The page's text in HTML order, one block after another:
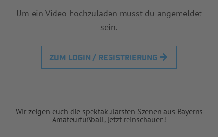
Um ein Video hochzuladen musst du angemeldet
sein.
ZUM LOGIN / REGISTRIERUNG
Wir zeigen euch die spektakulärsten Szenen aus Bayerns
Amateurfußball, jetzt reinschauen!